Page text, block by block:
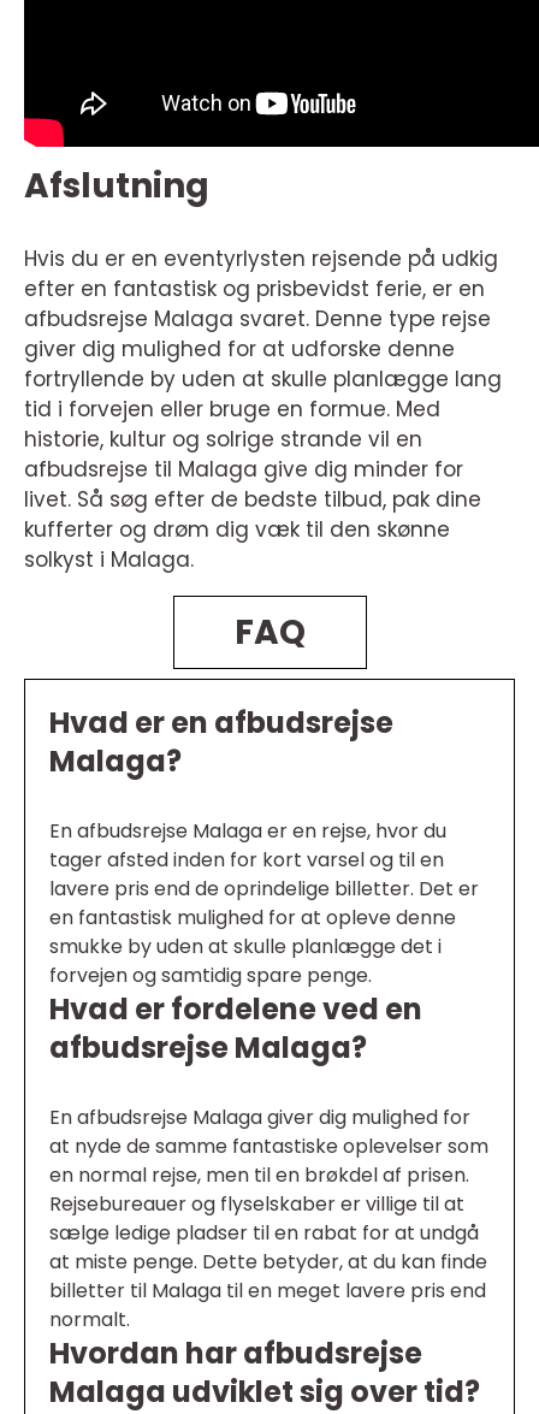
Afslutning
Hvis du er en eventyrlysten rejsende på udkig
efter en fantastisk og prisbevidst ferie, er en
afbudsrejse Malaga svaret. Denne type rejse
giver dig mulighed for at udforske denne
fortryllende by uden at skulle planlægge lang
tid i forvejen eller bruge en formue. Med
historie, kultur og solrige strande vil en
afbudsrejse til Malaga give dig minder for
livet. Så søg efter de bedste tilbud, pak dine
kufferter og drøm dig væk til den skønne
solkyst i Malaga.
FAQ
Hvad er en afbudsrejse
Malaga?
En afbudsrejse Malaga er en rejse, hvor du
tager afsted inden for kort varsel og til en
lavere pris end de oprindelige billetter. Det er
en fantastisk mulighed for at opleve denne
smukke by uden at skulle planlægge det i
forvejen og samtidig spare penge.
Hvad er fordelene ved en
afbudsrejse Malaga?
En afbudsrejse Malaga giver dig mulighed for
at nyde de samme fantastiske oplevelser som
en normal rejse, men til en brøkdel af prisen.
Rejsebureauer og flyselskaber er villige til at
sælge ledige pladser til en rabat for at undgå
at miste penge. Dette betyder, at du kan finde
billetter til Malaga til en meget lavere pris end
normalt.
Hvordan har afbudsrejse
Malaga udviklet sig over tid?